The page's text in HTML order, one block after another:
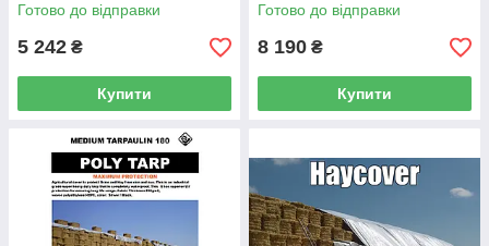
Готово до відправки
5 242 ₴
Купити
Готово до відправки
8 190 ₴
Купити